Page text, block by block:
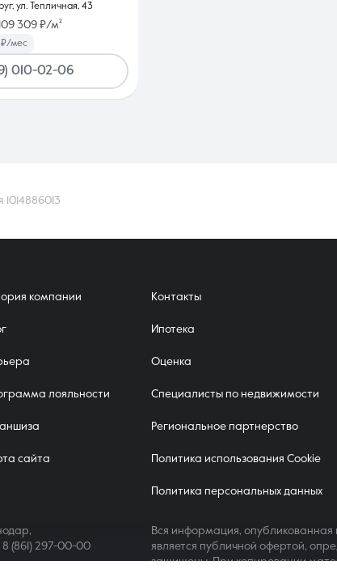
ул. Тепличная, 43
109 309 ₽/м²
₽/мес
010-02-06
компании
лояльности
сайта
Контакты
Ипотека
Оценка
Специалисты по недвижимости
Региональное партнерство
Политика использования Cookie
Политика персональных данных
8 (861) 297-00-00
Вся информация,
является публичной офертой,
защищены. При копировании